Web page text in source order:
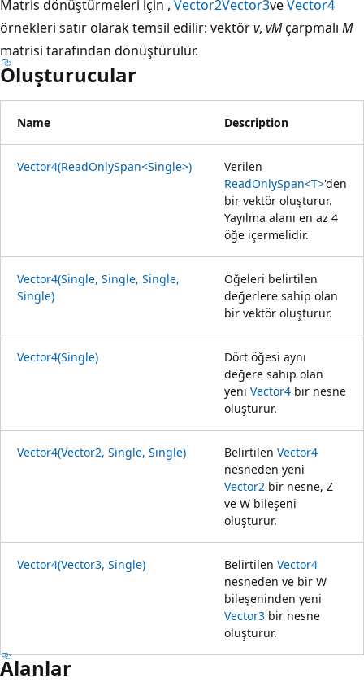
Matris dönüştürmeleri için , Vector2Vector3veVector4
örnekleri satır olarak temsil edilir: vektörv, vMçarpmalı M
matrisi tarafından dönüştürülür.
Oluşturucular
Name Description
Vector4(ReadOnlySpan<Single>)
Verilen
ReadOnlySpan<T>'den
bir vektör oluşturur.
Yayılma alanı en az 4
öğe içermelidir.
Vector4(Single, Single, Single,
Single)
Öğeleri belirtilen
değerlere sahip olan
bir vektör oluşturur.
Vector4(Single)
Dört öğesi aynı
değere sahip olan
yeni Vector4 bir nesne
oluşturur.
Vector4(Vector2, Single, Single) Belirtilen Vector4
nesneden yeni
Vector2 bir nesne, Z
ve W bileşeni
oluşturur.
Vector4(Vector3, Single) Belirtilen Vector4
nesneden ve bir W
bileşeninden yeni
Vector3 bir nesne
oluşturur.
Alanlar